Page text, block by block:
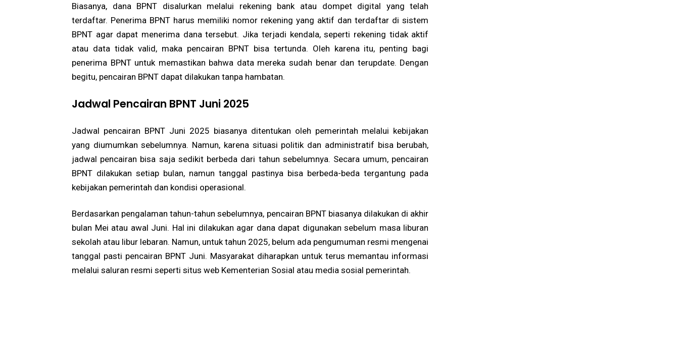
Biasanya, dana BPNT disalurkan melalui rekening bank atau dompet digital yang telah
terdaftar. Penerima BPNT harus memiliki nomor rekening yang aktif dan terdaftar di sistem
BPNT agar dapat menerima dana tersebut. Jika terjadi kendala, seperti rekening tidak aktif
atau data tidak valid, maka pencairan BPNT bisa tertunda. Oleh karena itu, penting bagi
penerima BPNT untuk memastikan bahwa data mereka sudah benar dan terupdate. Dengan
begitu, pencairan BPNT dapat dilakukan tanpa hambatan.
Jadwal Pencairan BPNT Juni 2025
Jadwal pencairan BPNT Juni 2025 biasanya ditentukan oleh pemerintah melalui kebijakan
yang diumumkan sebelumnya. Namun, karena situasi politik dan administratif bisa berubah,
jadwal pencairan bisa saja sedikit berbeda dari tahun sebelumnya. Secara umum, pencairan
BPNT dilakukan setiap bulan, namun tanggal pastinya bisa berbeda-beda tergantung pada
kebijakan pemerintah dan kondisi operasional.
Berdasarkan pengalaman tahun-tahun sebelumnya, pencairan BPNT biasanya dilakukan di akhir
bulan Mei atau awal Juni. Hal ini dilakukan agar dana dapat digunakan sebelum masa liburan
sekolah atau libur lebaran. Namun, untuk tahun 2025, belum ada pengumuman resmi mengenai
tanggal pasti pencairan BPNT Juni. Masyarakat diharapkan untuk terus memantau informasi
melalui saluran resmi seperti situs web Kementerian Sosial atau media sosial pemerintah.